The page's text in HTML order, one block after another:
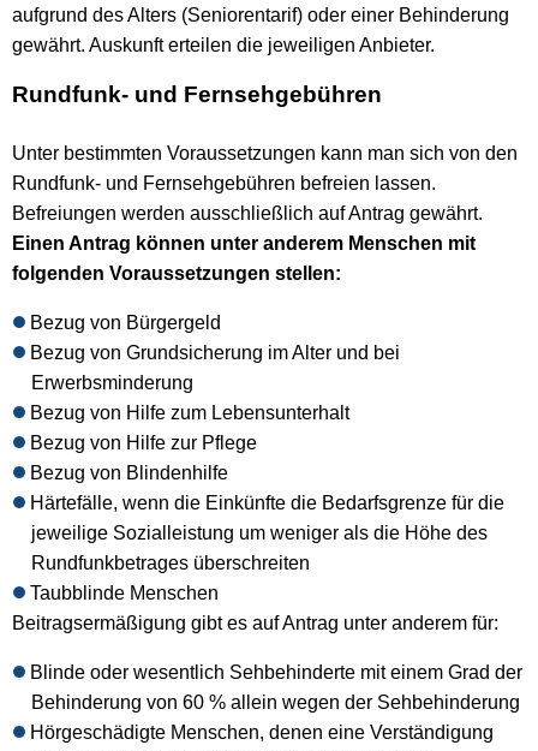
aufgrund des Alters (Seniorentarif) oder einer Behinderung
gewährt. Auskunft erteilen die jeweiligen Anbieter.
Rundfunk- und Fernsehgebühren
Unter bestimmten Voraussetzungen kann man sich von den
Rundfunk- und Fernsehgebühren befreien lassen.
Befreiungen werden ausschließlich auf Antrag gewährt.
Einen Antrag können unter anderem Menschen mit
folgenden Voraussetzungen stellen:
Bezug von Bürgergeld
Bezug von Grundsicherung im Alter und bei
Erwerbsminderung
Bezug von Hilfe zum Lebensunterhalt
Bezug von Hilfe zur Pflege
Bezug von Blindenhilfe
Härtefälle, wenn die Einkünfte die Bedarfsgrenze für die
jeweilige Sozialleistung um weniger als die Höhe des
Rundfunkbetrages überschreiten
Taubblinde Menschen
Beitragsermäßigung gibt es auf Antrag unter anderem für:
Blinde oder wesentlich Sehbehinderte mit einem Grad der
Behinderung von 60 % allein wegen der Sehbehinderung
Hörgeschädigte Menschen, denen eine Verständigung